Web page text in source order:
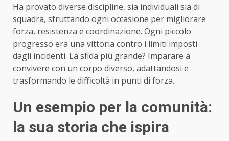
Ha provato diverse discipline, sia individuali sia di
squadra, sfruttando ogni occasione per migliorare
forza, resistenza e coordinazione. Ogni piccolo
progresso era una vittoria contro i limiti imposti
dagli incidenti. La sfida più grande? Imparare a
convivere con un corpo diverso, adattandosi e
trasformando le difficoltà in punti di forza.
Un esempio per la comunità:
la sua storia che ispira